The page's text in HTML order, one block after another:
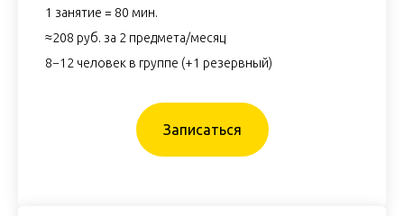
1 занятие = 80 мин.
≈208 руб. за 2 предмета/месяц
8−12 человек в группе (+1 резервный)
Записаться